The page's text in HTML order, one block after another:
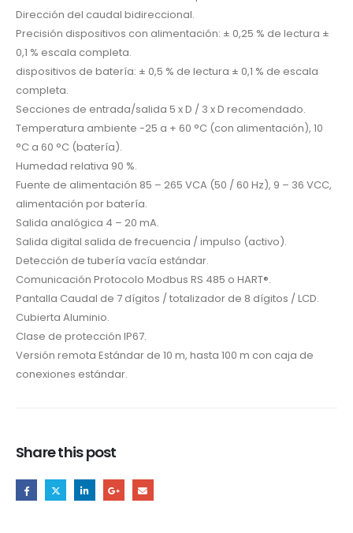
Dirección del caudal bidireccional.
Precisión dispositivos con alimentación: ± 0,25 % de lectura ±
0,1 % escala completa.
dispositivos de batería: ± 0,5 % de lectura ± 0,1 % de escala
completa.
Secciones de entrada/salida 5 x D / 3 x D recomendado.
Temperatura ambiente -25 a + 60 °C (con alimentación), 10
°C a 60 °C (batería).
Humedad relativa 90 %.
Fuente de alimentación 85 – 265 VCA (50 / 60 Hz), 9 – 36 VCC,
alimentación por batería.
Salida analógica 4 – 20 mA.
Salida digital salida de frecuencia / impulso (activo).
Detección de tubería vacía estándar.
Comunicación Protocolo Modbus RS 485 o HART®.
Pantalla Caudal de 7 dígitos / totalizador de 8 dígitos / LCD.
Cubierta Aluminio.
Clase de protección IP67.
Versión remota Estándar de 10 m, hasta 100 m con caja de
conexiones estándar.
Share this post